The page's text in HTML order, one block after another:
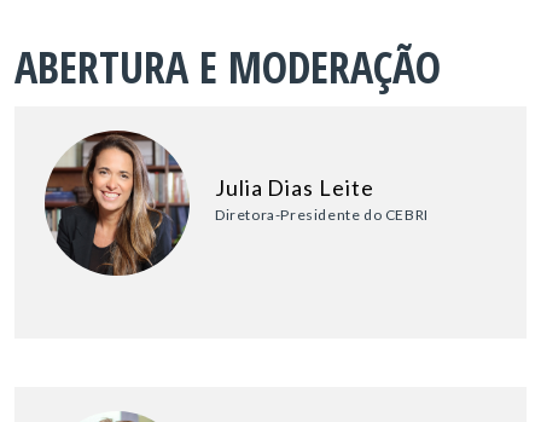
ABERTURA E MODERAÇÃO
Julia Dias Leite
Diretora-Presidente do CEBRI